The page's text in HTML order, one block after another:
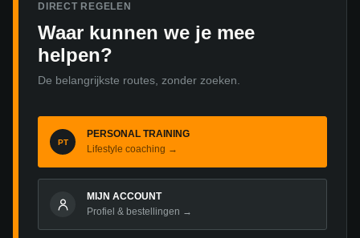
DIRECT REGELEN
Waar kunnen we je mee
helpen?
De belangrijkste routes, zonder zoeken.
PT
PERSONAL TRAINING
Lifestyle coaching →
MIJN ACCOUNT
Profiel & bestellingen →